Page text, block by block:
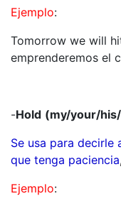
Ejemplo:
Tomorrow we will
emprenderemos el
-Hold (my/your/
Se usa para decirle
que tenga paciencia
Ejemplo: